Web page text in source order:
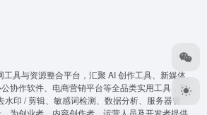
工具与资源整合平台，汇聚 AI 创作工具、新媒体
协作软件、电商营销平台等全品类实用工具，覆
印 / 剪辑、敏感词检测、数据分析、服务器管
为创业者、内容创作者、运营人员及开发者提供